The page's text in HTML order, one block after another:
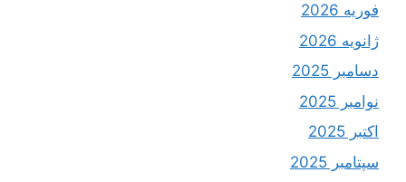
فوریه 2026
ژانویه 2026
دسامبر 2025
نوامبر 2025
اکتبر 2025
سپتامبر 2025